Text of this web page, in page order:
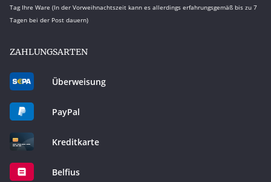
Tag Ihre Ware (In der Vorweihnachtszeit kann es allerdings erfahrungsgemäß bis zu 7
Tagen bei der Post dauern)
ZAHLUNGSARTEN
Überweisung
PayPal
Kreditkarte
Belfius